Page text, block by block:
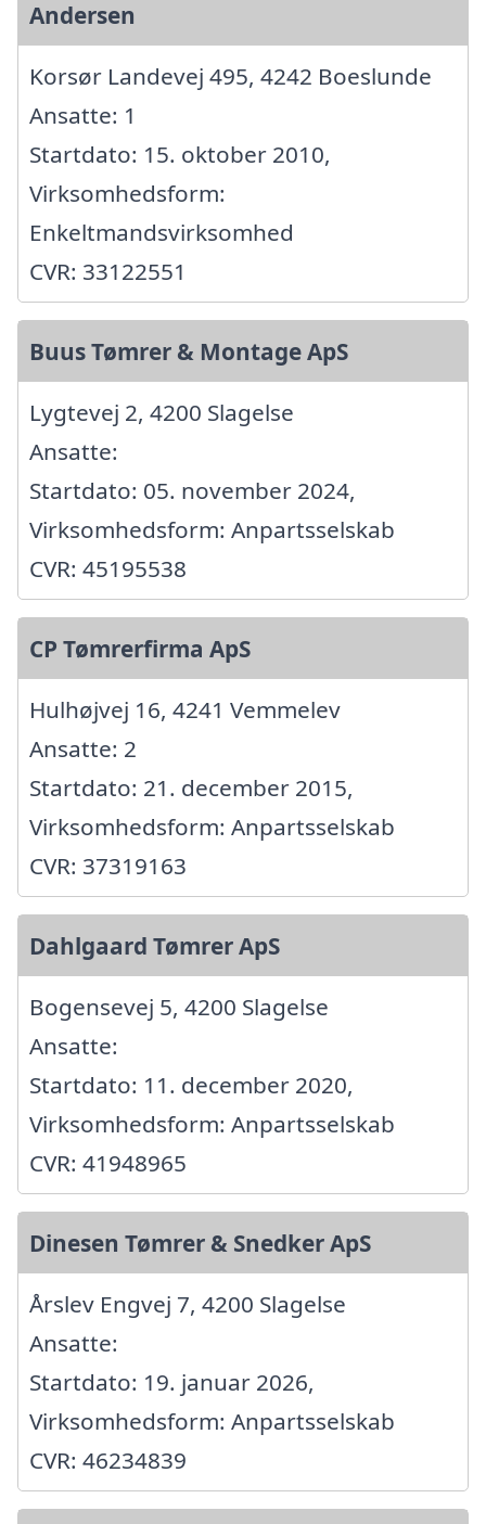
Andersen
Korsør Landevej 495, 4242 Boeslunde
Ansatte: 1
Startdato: 15. oktober 2010,
Virksomhedsform:
Enkeltmandsvirksomhed
CVR: 33122551
Buus Tømrer & Montage ApS
Lygtevej 2, 4200 Slagelse
Ansatte:
Startdato: 05. november 2024,
Virksomhedsform: Anpartsselskab
CVR: 45195538
CP Tømrerfirma ApS
Hulhøjvej 16, 4241 Vemmelev
Ansatte: 2
Startdato: 21. december 2015,
Virksomhedsform: Anpartsselskab
CVR: 37319163
Dahlgaard Tømrer ApS
Bogensevej 5, 4200 Slagelse
Ansatte:
Startdato: 11. december 2020,
Virksomhedsform: Anpartsselskab
CVR: 41948965
Dinesen Tømrer & Snedker ApS
Årslev Engvej 7, 4200 Slagelse
Ansatte:
Startdato: 19. januar 2026,
Virksomhedsform: Anpartsselskab
CVR: 46234839